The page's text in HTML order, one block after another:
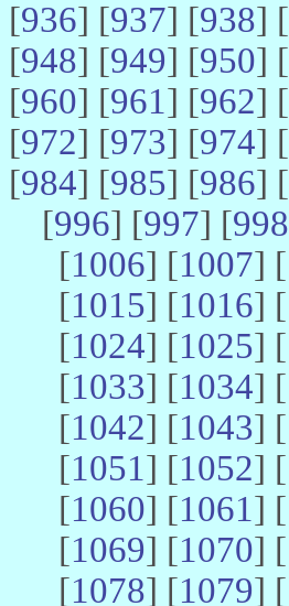
[936] [937] [938] [
[948] [949] [950] [
[960] [961] [962] [
[972] [973] [974] [
[984] [985] [986] [
[996] [997] [998
[1006] [1007] [
[1015] [1016] [
[1024] [1025] [
[1033] [1034] [
[1042] [1043] [
[1051] [1052] [
[1060] [1061] [
[1069] [1070] [
[1078] [1079] [